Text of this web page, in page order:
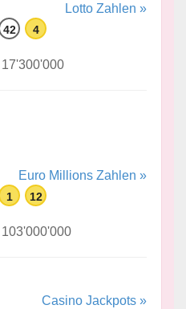
Lotto Zahlen »
42 4
Euro Millions Zahlen »
1 12
Casino Jackpots »